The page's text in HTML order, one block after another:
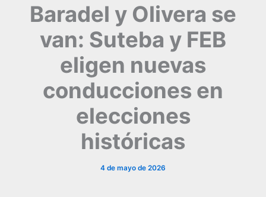
Baradel y Olivera se
van: Suteba y FEB
eligen nuevas
conducciones en
elecciones
históricas
4 de mayo de 2026